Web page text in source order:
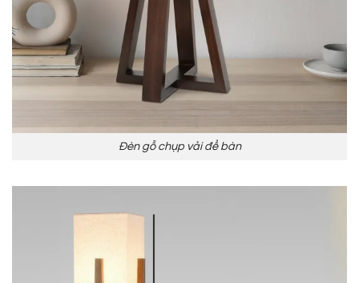
Đèn gỗ chụp vải để bàn